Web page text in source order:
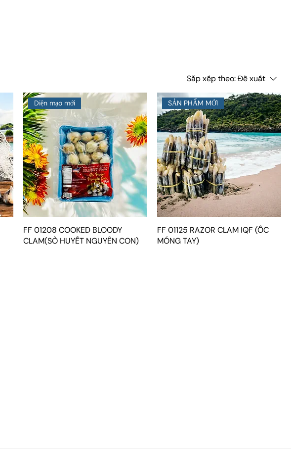
Sắp xếp theo:Đề xuất
Diện mạo mới
FF 01208 COOKED BLOODY
CLAM(SÒ HUYẾT NGUYÊN CON)
SẢN PHẨM MỚI
FF 01125 RAZOR CLAM IQF (ỐC
MÓNG TAY)